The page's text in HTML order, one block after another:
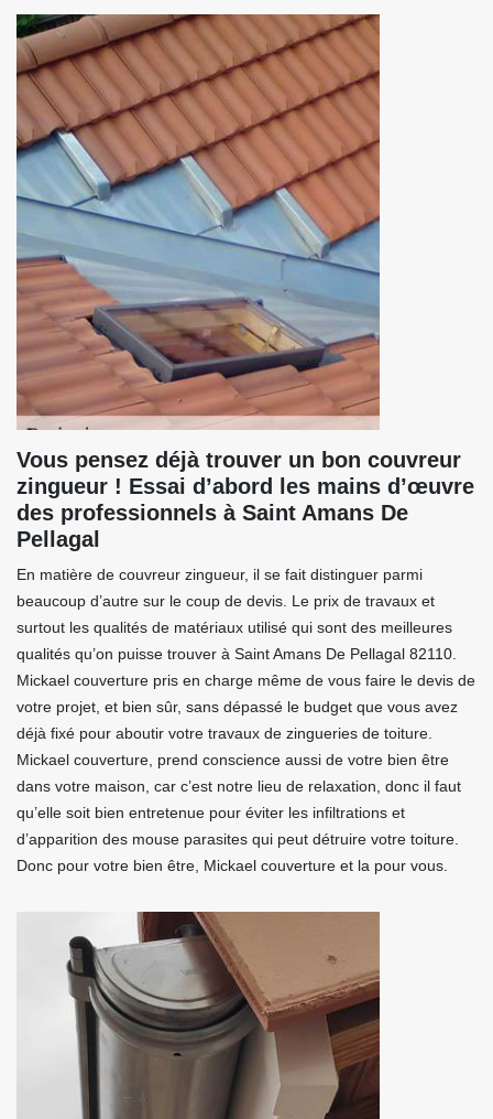
Vous pensez déjà trouver un bon couvreur
zingueur ! Essai d’abord les mains d’œuvre
des professionnels à Saint Amans De
Pellagal
En matière de couvreur zingueur, il se fait distinguer parmi
beaucoup d’autre sur le coup de devis. Le prix de travaux et
surtout les qualités de matériaux utilisé qui sont des meilleures
qualités qu’on puisse trouver à Saint Amans De Pellagal 82110.
Mickael couverture pris en charge même de vous faire le devis de
votre projet, et bien sûr, sans dépassé le budget que vous avez
déjà fixé pour aboutir votre travaux de zingueries de toiture.
Mickael couverture, prend conscience aussi de votre bien être
dans votre maison, car c’est notre lieu de relaxation, donc il faut
qu’elle soit bien entretenue pour éviter les infiltrations et
d’apparition des mouse parasites qui peut détruire votre toiture.
Donc pour votre bien être, Mickael couverture et la pour vous.